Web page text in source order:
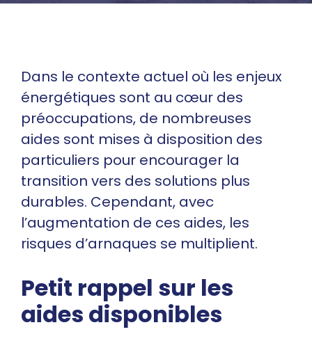
Dans le contexte actuel où les enjeux
énergétiques sont au cœur des
préoccupations, de nombreuses
aides sont mises à disposition des
particuliers pour encourager la
transition vers des solutions plus
durables. Cependant, avec
l’augmentation de ces aides, les
risques d’arnaques se multiplient.
Petit rappel sur les
aides disponibles